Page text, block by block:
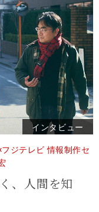
インタビュー
ジテレビ 情報制作セ
、人間を知